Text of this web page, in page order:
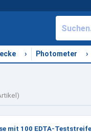
› Photometer ›
mit 100 EDTA-